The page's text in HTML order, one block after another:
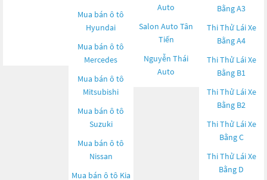
Mua bán ô tô
Hyundai
Mua bán ô tô
Mercedes
Mua bán ô tô
Mitsubishi
Mua bán ô tô
Suzuki
Mua bán ô tô
Nissan
Mua bán ô tô Kia
Auto
Salon Auto Tân
Tiến
Nguyễn Thái
Auto
Bằng A3
Thi Thử Lái Xe
Bằng A4
Thi Thử Lái Xe
Bằng B1
Thi Thử Lái Xe
Bằng B2
Thi Thử Lái Xe
Bằng C
Thi Thử Lái Xe
Bằng D